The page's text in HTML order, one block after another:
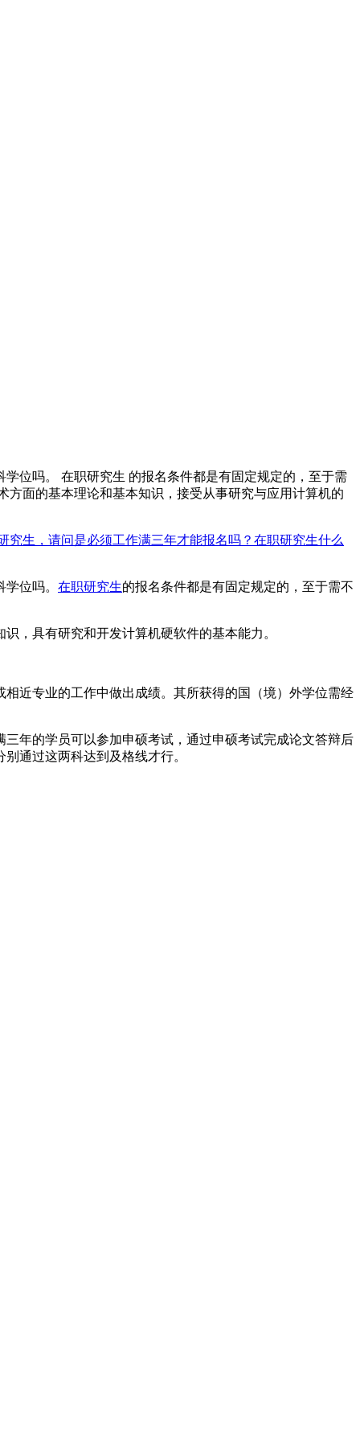
位吗。 在职研究生 的报名条件都是有固定规定的，至于需
面的基本理论和基本知识，接受从事研究与应用计算机的
生，请问是必须工作满三年才能报名吗？ 在职研究生什么
位吗。 在职研究生的报名条件都是有固定规定的，至于需不
具有研究和开发计算机硬软件的基本能力。
近专业的工作中做出成绩。其所获得的国（境）外学位需经
年的学员可以参加申硕考试，通过申硕考试完成论文答辩后
通过这两科达到及格线才行。